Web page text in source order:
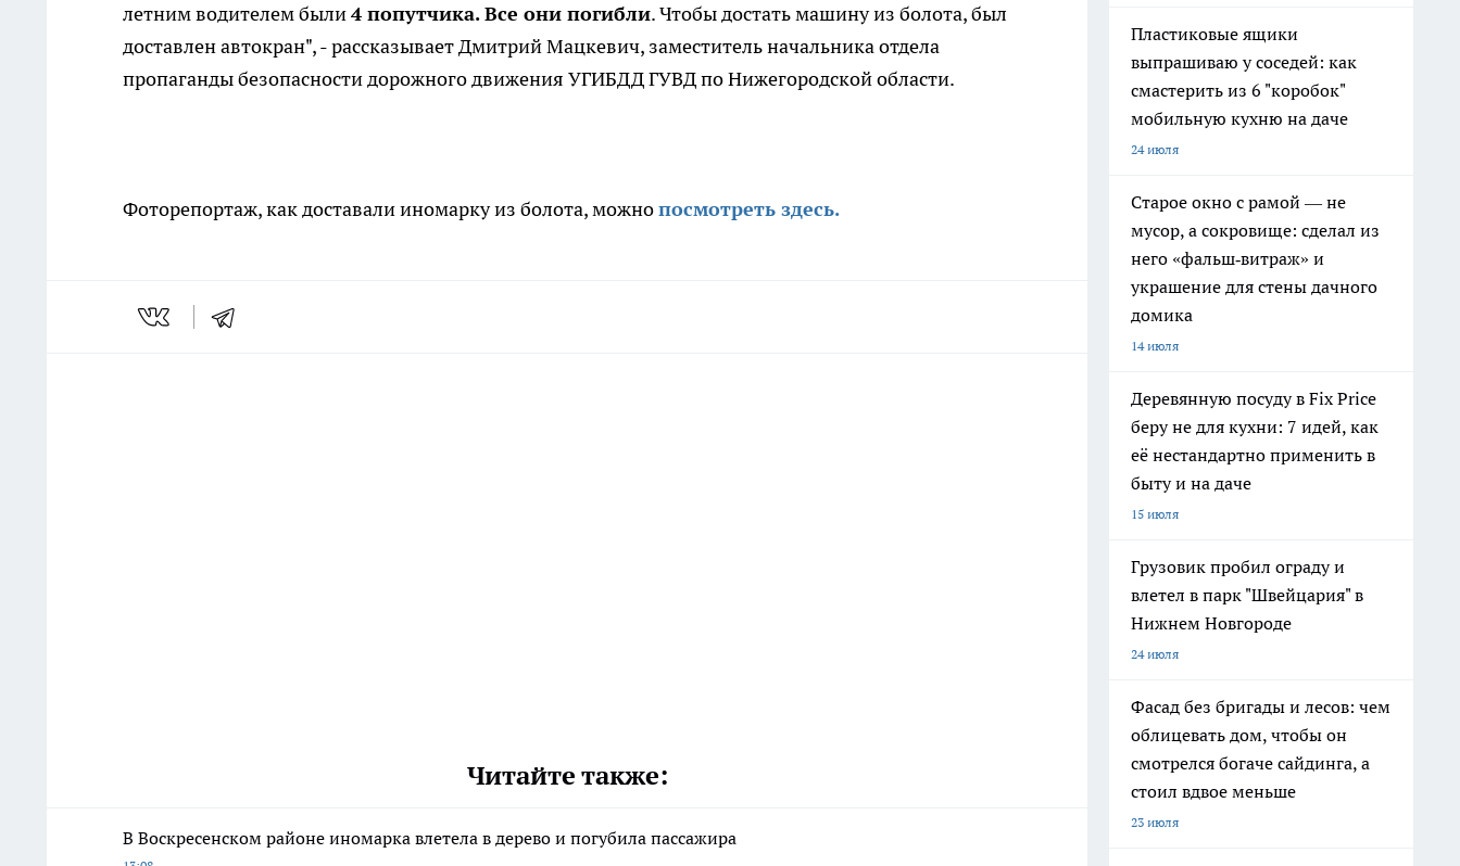
летним водителем были4 попутчика. Все они погибли. Чтобы достать машину из болота, был
доставлен автокран", - рассказывает Дмитрий Мацкевич, заместитель начальника отдела
пропаганды безопасности дорожного движения УГИБДД ГУВД по Нижегородской области.
Фоторепортаж, как доставали иномарку из болота, можнопосмотреть здесь.
Читайте также:
В Воскресенском районе иномарка влетела в дерево и погубила пассажира
Пластиковые ящики
выпрашиваю у соседей: как
смастерить из 6 "коробок"
мобильную кухню на даче
24 июля
Старое окно с рамой — не
мусор, а сокровище: сделал из
него «фальш‑витраж» и
украшение для стены дачного
домика
14 июля
Деревянную посуду в Fix Price
беру не для кухни: 7 идей, как
её нестандартно применить в
быту и на даче
15 июля
Грузовик пробил ограду и
влетел в парк "Швейцария" в
Нижнем Новгороде
24 июля
Фасад без бригады и лесов: чем
облицевать дом, чтобы он
смотрелся богаче сайдинга, а
стоил вдвое меньше
23 июля